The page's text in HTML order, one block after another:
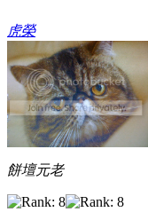
虎榮
餅壇元老